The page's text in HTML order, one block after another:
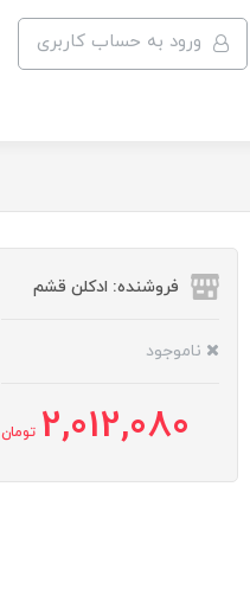
ورود به حساب کاربری
فروشنده: ادکلن قشم
ناموجود
2,012,080 تومان